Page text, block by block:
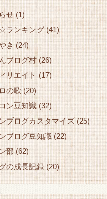
せ(1)
ランキング(41)
き (24)
ブログ村(26)
リエイト (17)
の歌(20)
ン豆知識 (32)
ブログカスタマイズ (25)
ブログ豆知識 (22)
部 (62)
の成長記録 (20)